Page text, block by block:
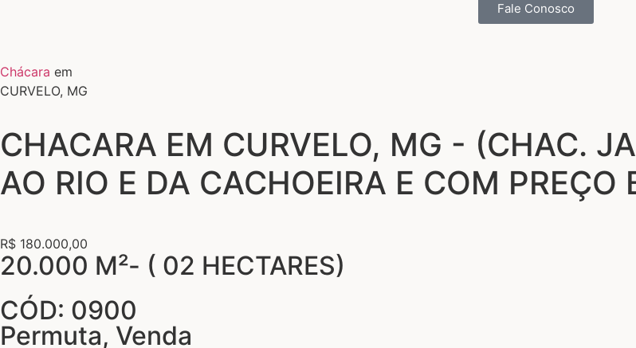
Fale Conosco
Chácara em
CURVELO, MG
CHACARA EM CURVELO, MG - (CHAC.
AO RIO E DA CACHOEIRA E COM
R$ 180.000,00
20.000 M²- ( 02 HECTARES)
CÓD: 0900
Permuta, Venda